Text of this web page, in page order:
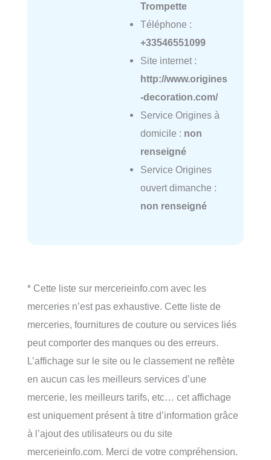
Trompette
Téléphone :
+33546551099
Site internet :
http://www.origines
-decoration.com/
Service Origines à
domicile : non
renseigné
Service Origines
ouvert dimanche :
non renseigné
* Cette liste sur mercerieinfo.com avec les
merceries n’est pas exhaustive. Cette liste de
merceries, fournitures de couture ou services liés
peut comporter des manques ou des erreurs.
L’affichage sur le site ou le classement ne reflète
en aucun cas les meilleurs services d’une
mercerie, les meilleurs tarifs, etc… cet affichage
est uniquement présent à titre d’information grâce
à l’ajout des utilisateurs ou du site
mercerieinfo.com. Merci de votre compréhension.